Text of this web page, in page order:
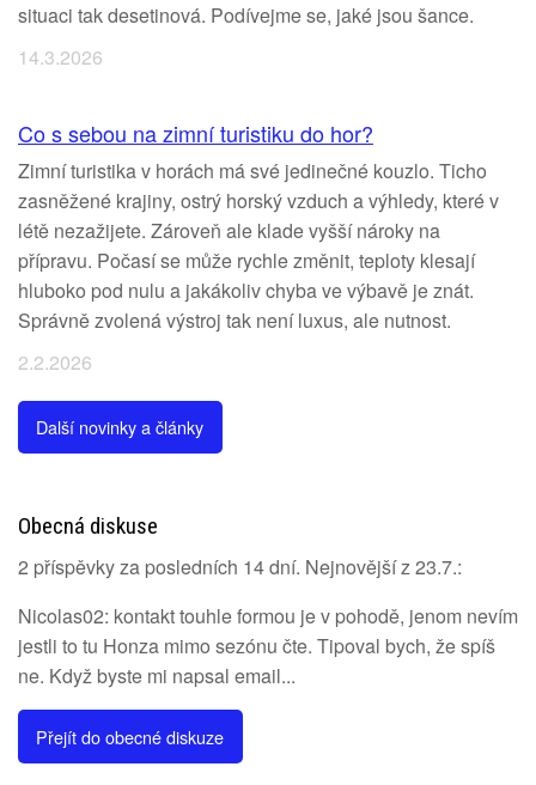
situaci tak desetinová. Podívejme se, jaké jsou šance.
14.3.2026
Co s sebou na zimní turistiku do hor?
Zimní turistika v horách má své jedinečné kouzlo. Ticho
zasněžené krajiny, ostrý horský vzduch a výhledy, které v
létě nezažijete. Zároveň ale klade vyšší nároky na
přípravu. Počasí se může rychle změnit, teploty klesají
hluboko pod nulu a jakákoliv chyba ve výbavě je znát.
Správně zvolená výstroj tak není luxus, ale nutnost.
2.2.2026
Další novinky a články
Obecná diskuse
2 příspěvky za posledních 14 dní. Nejnovější z 23.7.:
Nicolas02: kontakt touhle formou je v pohodě, jenom nevím
jestli to tu Honza mimo sezónu čte. Tipoval bych, že spíš
ne. Když byste mi napsal email...
Přejít do obecné diskuze